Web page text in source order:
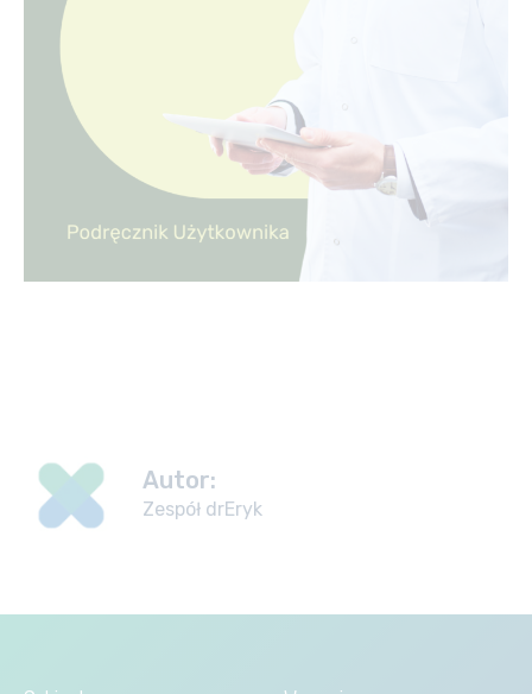
Autor:
Zespół drEryk